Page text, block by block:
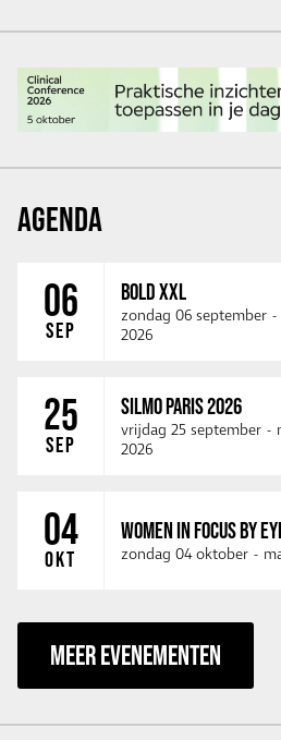
AGENDA
06
SEP
BOLD XXL
zondag 06 september -
2026
25
SEP
SILMO PARIS 2026
vrijdag 25 september -
2026
04
OKT
WOMEN IN FOCUS BY
zondag 04 oktober -
MEER EVENEMENTEN